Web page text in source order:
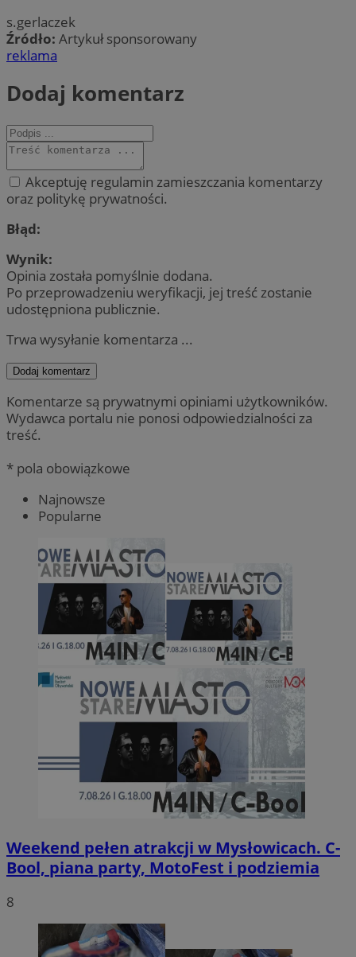
s.gerlaczek
Źródło: Artykuł sponsorowany
reklama
Dodaj komentarz
Akceptuję regulamin zamieszczania komentarzy
oraz politykę prywatności.
Błąd:
Wynik:
Opinia została pomyślnie dodana.
Po przeprowadzeniu weryfikacji, jej treść zostanie
udostępniona publicznie.
Trwa wysyłanie komentarza ...
Dodaj komentarz
Komentarze są prywatnymi opiniami użytkowników.
Wydawca portalu nie ponosi odpowiedzialności za
treść.
* pola obowiązkowe
Najnowsze
Popularne
Weekend pełen atrakcji w Mysłowicach. C-
Bool, piana party, MotoFest i podziemia
8